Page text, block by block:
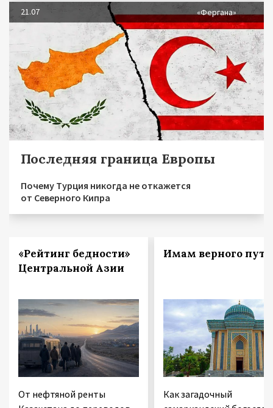
21.07 «Фергана»
Последняя граница Европы
Почему Турция никогда не откажется
от Северного Кипра
«Рейтинг бедности»
Центральной Азии
От нефтяной ренты
Имам верного пути
Как загадочный